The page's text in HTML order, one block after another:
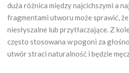
duża różnica między najcichszymi a
fragmentami utworu może sprawić,
niesłyszalne lub przytłaczające. Z
często stosowana w pogoni za
utwór straci naturalność i będzie